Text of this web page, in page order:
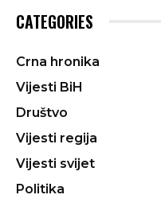
CATEGORIES
Crna hronika
Vijesti BiH
Društvo
Vijesti regija
Vijesti svijet
Politika